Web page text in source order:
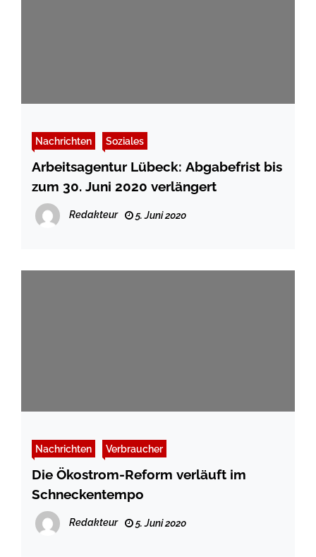
Nachrichten Soziales
Arbeitsagentur Lübeck: Abgabefrist bis
zum 30. Juni 2020 verlängert
Redakteur 5. Juni 2020
Nachrichten Verbraucher
Die Ökostrom-Reform verläuft im
Schneckentempo
Redakteur 5. Juni 2020